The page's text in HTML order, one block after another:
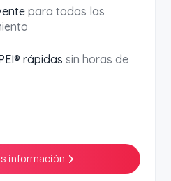
para todas las
rápidassin horas de
información